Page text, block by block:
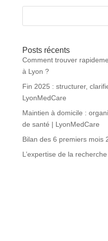
Posts récents
Comment trouver
à Lyon ?
Fin 2025 : structurer,
LyonMedCare
Maintien à domicile :
de santé | LyonMedCare
Bilan des 6 premiers mois
L’expertise de la